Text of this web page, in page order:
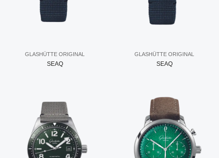
GLASHÜTTE ORIGINAL
SEAQ
GLASHÜTTE ORIGINAL
SEAQ